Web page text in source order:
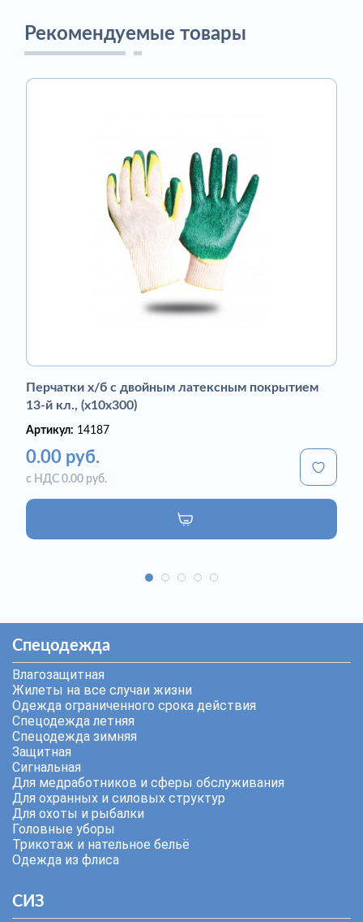
Рекомендуемые товары
Перчатки х/б с двойным латексным покрытием
13-й кл., (х10х300)
Артикул: 14187
0.00 руб.
с НДС 0.00 руб.
Спецодежда
Влагозащитная
Жилеты на все случаи жизни
Одежда ограниченного срока действия
Спецодежда летняя
Спецодежда зимняя
Защитная
Сигнальная
Для медработников и сферы обслуживания
Для охранных и силовых структур
Для охоты и рыбалки
Головные уборы
Трикотаж и нательное бельё
Одежда из флиса
СИЗ